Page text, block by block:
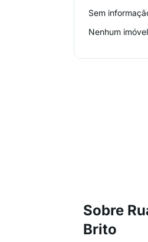
Sem
Nenhum
Sobre
Brito